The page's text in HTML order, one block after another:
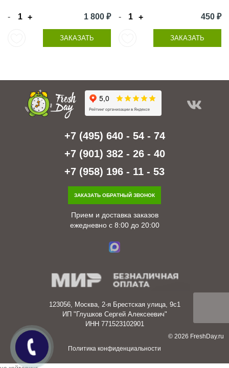
- + 1 800 ₽
ЗАКАЗАТЬ
- + 450 ₽
ЗАКАЗАТЬ
+7 (495) 640 - 54 - 74
+7 (901) 382 - 26 - 40
+7 (958) 196 - 11 - 53
ЗАКАЗАТЬ ОБРАТНЫЙ ЗВОНОК
Прием и доставка заказов
ежедневно с 8:00 до 20:00
123056, Москва, 2-я Брестская улица, 9с1
ИП "Глушков Сергей Алексеевич"
ИНН 771523102901
© 2026 FreshDay.ru
Политика конфиденциальности
заявка